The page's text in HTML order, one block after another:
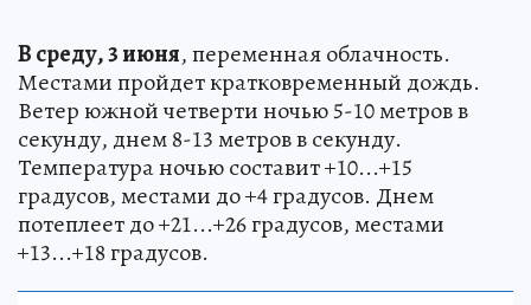
В среду, 3 июня, переменная облачность.
Местами пройдет кратковременный дождь.
Ветер южной четверти ночью 5-10 метров в
секунду, днем 8-13 метров в секунду.
Температура ночью составит +10...+15
градусов, местами до +4 градусов. Днем
потеплеет до +21...+26 градусов, местами
+13...+18 градусов.